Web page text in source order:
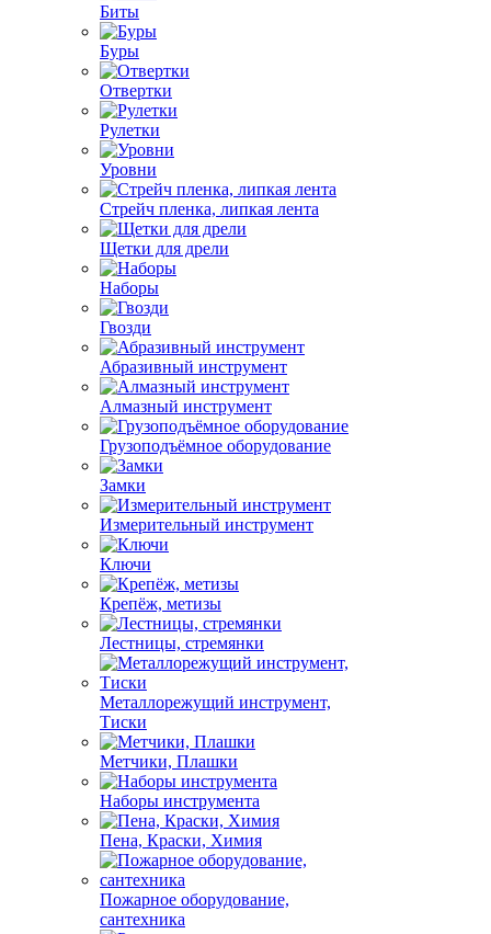
Биты
Буры
Отвертки
Рулетки
Уровни
Стрейч пленка, липкая лента
Щетки для дрели
Наборы
Гвозди
Абразивный инструмент
Алмазный инструмент
Грузоподъёмное оборудование
Замки
Измерительный инструмент
Ключи
Крепёж, метизы
Лестницы, стремянки
Металлорежущий инструмент,
Тиски
Метчики, Плашки
Наборы инструмента
Пена, Краски, Химия
Пожарное оборудование,
сантехника